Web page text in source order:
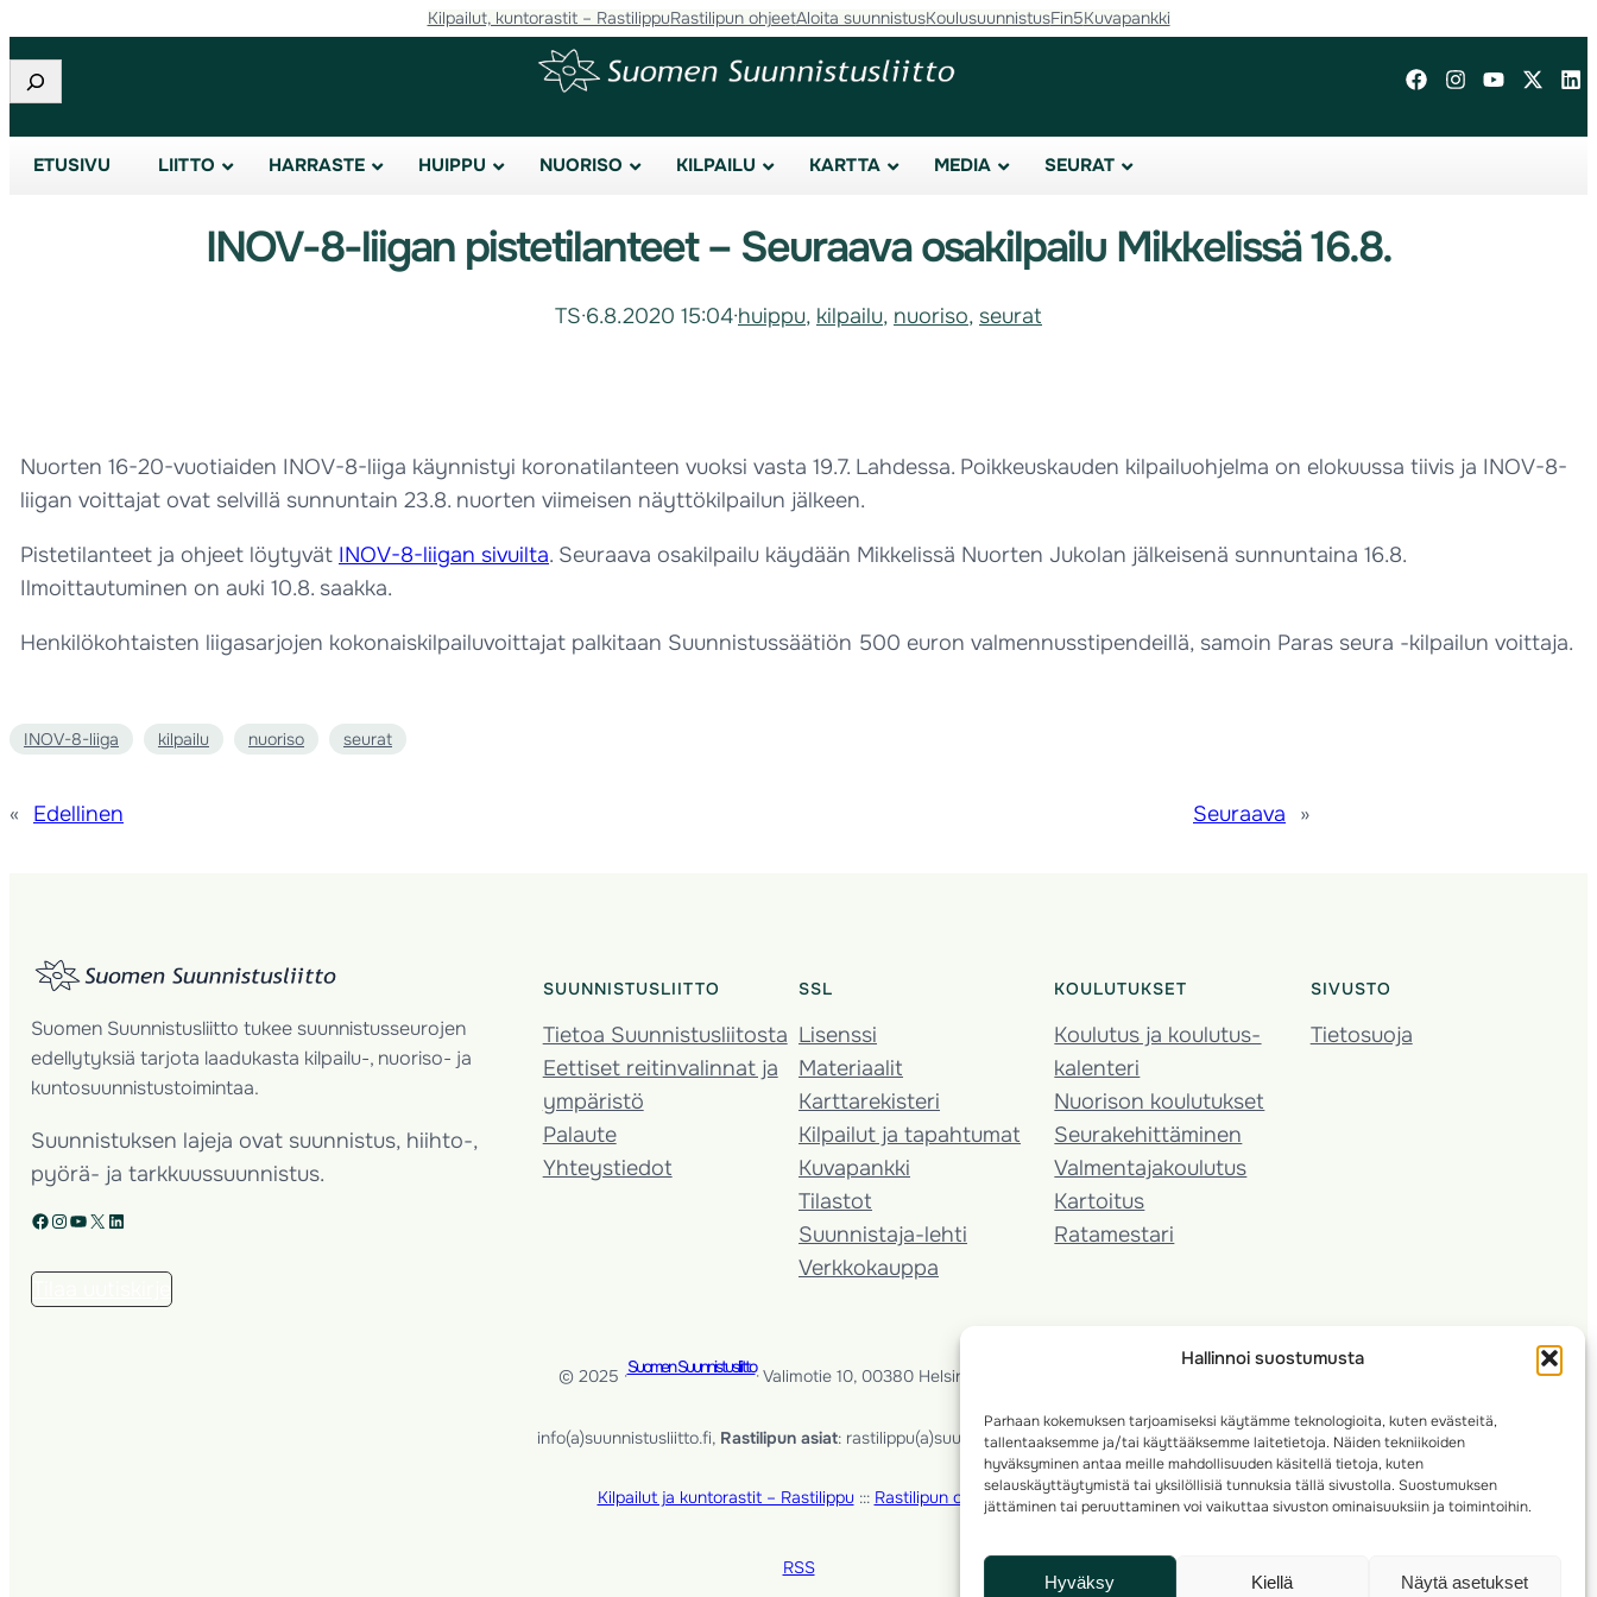
Hallinnoi suostumusta
Parhaan kokemuksen tarjoamiseksi käytämme teknologioita, kuten evästeitä,
tallentaaksemme ja/tai käyttääksemme laitetietoja. Näiden tekniikoiden
hyväksyminen antaa meille mahdollisuuden käsitellä tietoja, kuten
selauskäyttäytymistä tai yksilöllisiä tunnuksia tällä sivustolla. Suostumuksen
jättäminen tai peruuttaminen voi vaikuttaa sivuston ominaisuuksiin ja toimintoihin.
Hyväksy Kiellä Näytä asetukset
Kilpailut, kuntorastit – RastilippuRastilipun ohjeetAloita suunnistusKoulusuunnistusFin5Kuvapankki
Etsi
ETUSIVU LIITTO HARRASTE HUIPPU NUORISO KILPAILU KARTTA MEDIA SEURAT
INOV-8-liigan pistetilanteet – Seuraava osakilpailu Mikkelissä 16.8.
TS·6.8.2020 15:04·huippu, kilpailu, nuoriso, seurat
Nuorten 16-20-vuotiaiden INOV-8-liiga käynnistyi koronatilanteen vuoksi vasta 19.7. Lahdessa. Poikkeuskauden kilpailuohjelma on elokuussa tiivis ja INOV-8-
liigan voittajat ovat selvillä sunnuntain 23.8. nuorten viimeisen näyttökilpailun jälkeen.
Pistetilanteet ja ohjeet löytyvät INOV-8-liigan sivuilta. Seuraava osakilpailu käydään Mikkelissä Nuorten Jukolan jälkeisenä sunnuntaina 16.8.
Ilmoittautuminen on auki 10.8. saakka.
Henkilökohtaisten liigasarjojen kokonaiskilpailuvoittajat palkitaan Suunnistussäätiön 500 euron valmennusstipendeillä, samoin Paras seura -kilpailun voittaja.
INOV-8-liiga kilpailu nuoriso seurat
« Edellinen Seuraava »
Suomen Suunnistusliitto tukee suunnistusseurojen
edellytyksiä tarjota laadukasta kilpailu-, nuoriso- ja
kuntosuunnistustoimintaa.
Suunnistuksen lajeja ovat suunnistus, hiihto-,
pyörä- ja tarkkuussuunnistus.
Facebook Instagram YouTube X LinkedIn
SUUNNISTUSLIITTO
Tietoa Suunnistusliitosta
Eettiset reitinvalinnat ja
ympäristö
Palaute
Yhteystiedot
SSL
Lisenssi
Materiaalit
Karttarekisteri
Kilpailut ja tapahtumat
Kuvapankki
Tilastot
Suunnistaja-lehti
Verkkokauppa
KOULUTUKSET
Koulutus ja koulutus­
kalenteri
Nuorison koulutukset
Seura­kehittäminen
Valmentaja­koulutus
Kartoitus
Ratamestari
SIVUSTO
Tietosuoja
© 2025 ·Suomen Suunnistusliitto· Valimotie 10, 00380 Helsinki, Finland
info(a)suunnistusliitto.fi, Rastilipun asiat: rastilippu(a)suunnistusliitto.fi
Kilpailut ja kuntorastit – Rastilippu::: Rastilipun ohjeet
RSS